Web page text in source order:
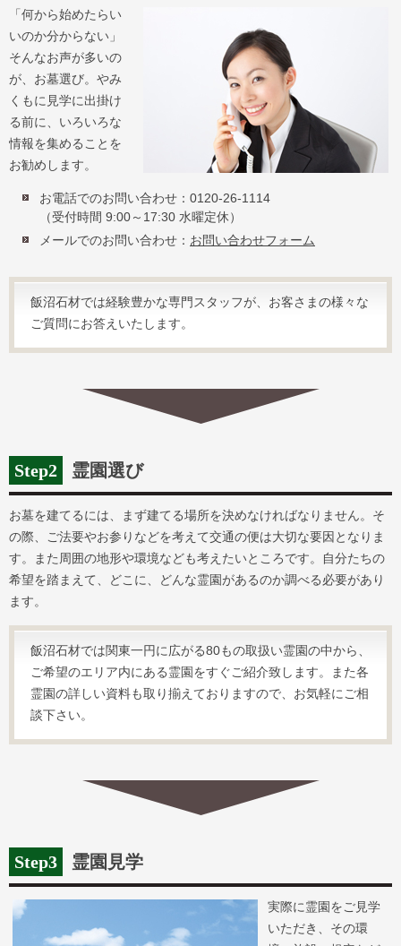
「何から始めたらい
いのか分からない」
そんなお声が多いの
が、お墓選び。やみ
くもに見学に出掛け
る前に、いろいろな
情報を集めることを
お勧めします。
お電話でのお問い合わせ：0120-26-1114
（受付時間 9:00～17:30 水曜定休）
メールでのお問い合わせ： お問い合わせフォーム
飯沼石材では経験豊かな専門スタッフが、お客さまの様々な
ご質問にお答えいたします。
Step2 霊園選び
お墓を建てるには、まず建てる場所を決めなければなりません。そ
の際、ご法要やお参りなどを考えて交通の便は大切な要因となりま
す。また周囲の地形や環境なども考えたいところです。自分たちの
希望を踏まえて、どこに、どんな霊園があるのか調べる必要があり
ます。
飯沼石材では関東一円に広がる80もの取扱い霊園の中から、
ご希望のエリア内にある霊園をすぐご紹介致します。また各
霊園の詳しい資料も取り揃えておりますので、お気軽にご相
談下さい。
Step3 霊園見学
実際に霊園をご見学
いただき、その環